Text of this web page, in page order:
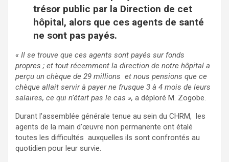
trésor public par la Direction de cet
hôpital, alors que ces agents de santé
ne sont pas payés.
« Il se trouve que ces agents sont payés sur fonds
propres ; et tout récemment la direction de notre hôpital a
perçu un chèque de 29 millions et nous pensions que ce
chèque allait servir à payer ne frusque 3 à 4 mois de leurs
salaires, ce qui n’était pas le cas », a déploré M. Zogobe.
Durant l’assemblée générale tenue au sein du CHRM, les
agents de la main d’œuvre non permanente ont étalé
toutes les difficultés auxquelles ils sont confrontés au
quotidien pour leur survie.